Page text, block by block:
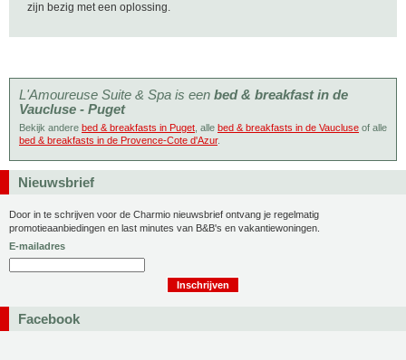
zijn bezig met een oplossing.
L'Amoureuse Suite & Spa is een bed & breakfast in de
Vaucluse - Puget
Bekijk andere bed & breakfasts in Puget , alle bed & breakfasts in de Vaucluse of alle
bed & breakfasts in de Provence-Cote d'Azur.
Nieuwsbrief
Door in te schrijven voor de Charmio nieuwsbrief ontvang je regelmatig
promotieaanbiedingen en last minutes van B&B's en vakantiewoningen.
E-mailadres
Facebook